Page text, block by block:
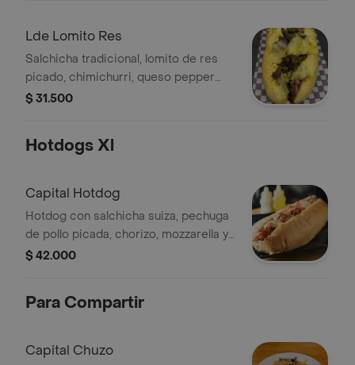
Lde Lomito Res
Salchicha tradicional, lomito de res
picado, chimichurri, queso pepper
jack y salsa tártara.
$ 31.500
Hotdogs Xl
Capital Hotdog
Hotdog con salchicha suiza, pechuga
de pollo picada, chorizo, mozzarella y
papa chongo.
$ 42.000
Para Compartir
Capital Chuzo